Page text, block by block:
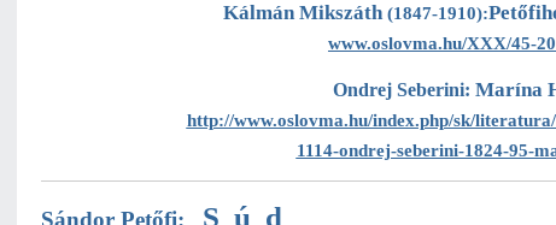
Kálmán Mikszáth(1847-1910):
www.oslovma.hu/XXX/45-
Ondrej Seberini: Marína
http://www.oslovma.hu/index.php/sk/
1114-ondrej-seberini-1824-95-
Sándor Petőfi: S ú d